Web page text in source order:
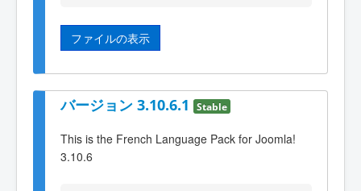
ファイルの表示
バージョン 3.10.6.1 Stable
This is the French Language Pack for Joomla!
3.10.6